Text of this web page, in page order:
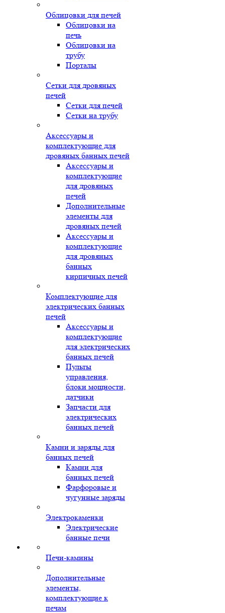
Облицовки для печей
Облицовки на
печь
Облицовки на
трубу
Порталы
Сетки для дровяных
печей
Сетки для печей
Сетки на трубу
Аксессуары и
комплектующие для
дровяных банных печей
Аксессуары и
комплектующие
для дровяных
печей
Дополнительные
элементы для
дровяных печей
Аксессуары и
комплектующие
для дровяных
банных
кирпичных печей
Комплектующие для
электрических банных
печей
Аксессуары и
комплектующие
для электрических
банных печей
Пульты
управления,
блоки мощности,
датчики
Запчасти для
электрических
банных печей
Камни и заряды для
банных печей
Камни для
банных печей
Фарфоровые и
чугунные заряды
Электрокаменки
Электрические
банные печи
Печи-камины
Дополнительные
элементы,
комплектующие к
печам